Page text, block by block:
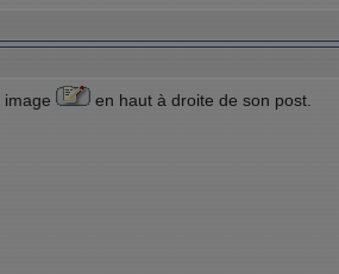
en haut à droite de son post.